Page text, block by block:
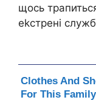
щось
еkстрені